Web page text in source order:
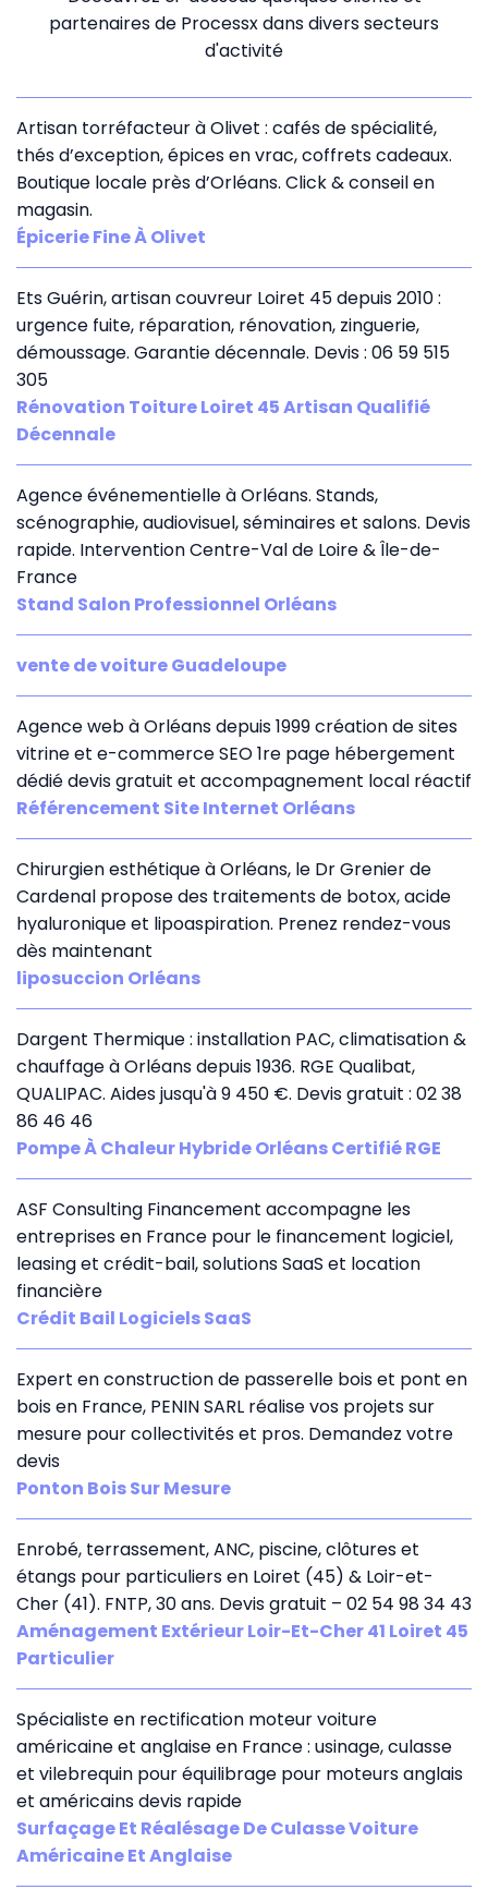
partenaires de Processx dans divers secteurs
d'activité
Artisan torréfacteur à Olivet : cafés de spécialité,
thés d’exception, épices en vrac, coffrets cadeaux.
Boutique locale près d’Orléans. Click & conseil en
magasin.
Épicerie Fine À Olivet
Ets Guérin, artisan couvreur Loiret 45 depuis 2010 :
urgence fuite, réparation, rénovation, zinguerie,
démoussage. Garantie décennale. Devis : 06 59 515
305
Rénovation Toiture Loiret 45 Artisan Qualifié
Décennale
Agence événementielle à Orléans. Stands,
scénographie, audiovisuel, séminaires et salons. Devis
rapide. Intervention Centre-Val de Loire & Île-de-
France
Stand Salon Professionnel Orléans
vente de voiture Guadeloupe
Agence web à Orléans depuis 1999 création de sites
vitrine et e-commerce SEO 1re page hébergement
dédié devis gratuit et accompagnement local réactif
Référencement Site Internet Orléans
Chirurgien esthétique à Orléans, le Dr Grenier de
Cardenal propose des traitements de botox, acide
hyaluronique et lipoaspiration. Prenez rendez-vous
dès maintenant
liposuccion Orléans
Dargent Thermique : installation PAC, climatisation &
chauffage à Orléans depuis 1936. RGE Qualibat,
QUALIPAC. Aides jusqu'à 9 450 €. Devis gratuit : 02 38
86 46 46
Pompe À Chaleur Hybride Orléans Certifié RGE
ASF Consulting Financement accompagne les
entreprises en France pour le financement logiciel,
leasing et crédit-bail, solutions SaaS et location
financière
Crédit Bail Logiciels SaaS
Expert en construction de passerelle bois et pont en
bois en France, PENIN SARL réalise vos projets sur
mesure pour collectivités et pros. Demandez votre
devis
Ponton Bois Sur Mesure
Enrobé, terrassement, ANC, piscine, clôtures et
étangs pour particuliers en Loiret (45) & Loir-et-
Cher (41). FNTP, 30 ans. Devis gratuit – 02 54 98 34 43
Aménagement Extérieur Loir-Et-Cher 41 Loiret 45
Particulier
Spécialiste en rectification moteur voiture
américaine et anglaise en France : usinage, culasse
et vilebrequin pour équilibrage pour moteurs anglais
et américains devis rapide
Surfaçage Et Réalésage De Culasse Voiture
Américaine Et Anglaise